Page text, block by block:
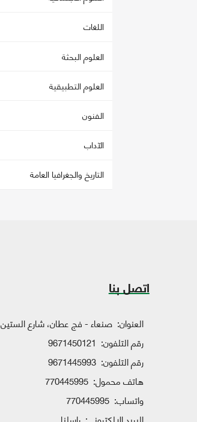
اللغات
العلوم البحثة
العلوم التطبيقية
الفنون
الآداب
التاريخ والجغرافيا العامة
اتصل بنا
العنوان: صنعاء - فج عطان، شارع الستين
رقم التلفون: 9671450121
رقم التلفون: 9671445993
هاتف محمول: 770445995
واتساب: 770445995